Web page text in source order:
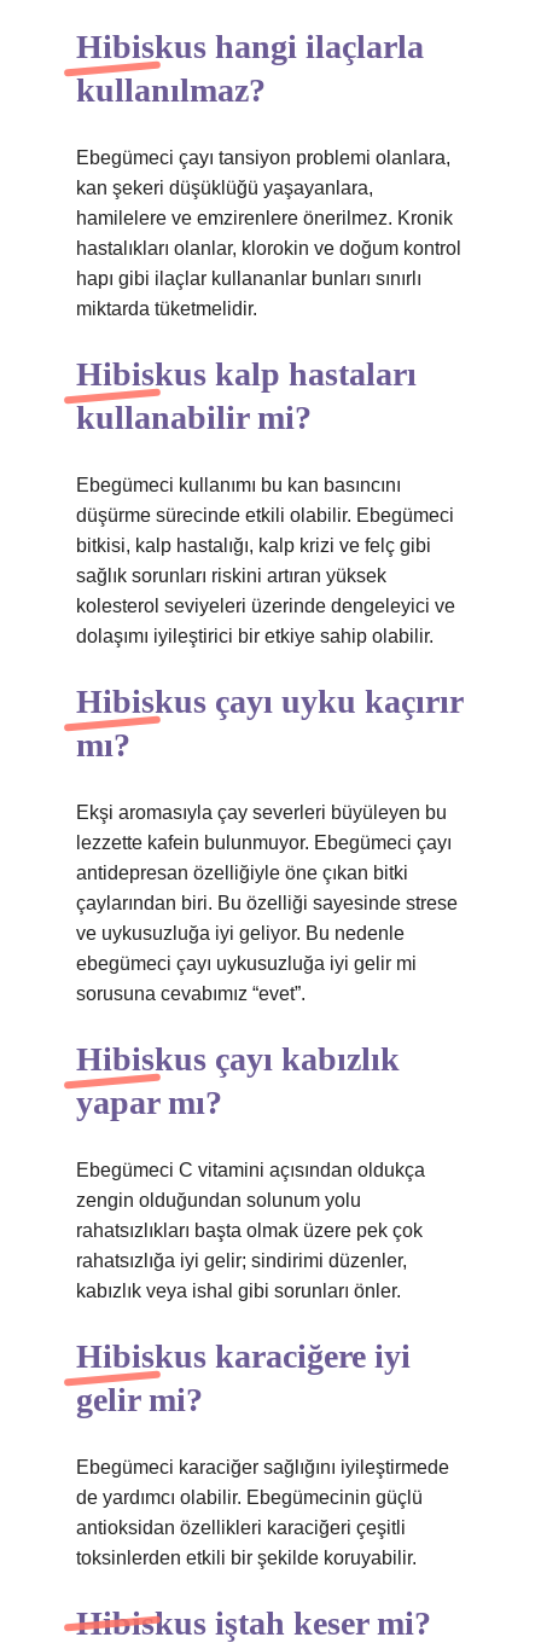
Hibiskus hangi ilaçlarla
kullanılmaz?
Ebegümeci çayı tansiyon problemi olanlara,
kan şekeri düşüklüğü yaşayanlara,
hamilelere ve emzirenlere önerilmez. Kronik
hastalıkları olanlar, klorokin ve doğum kontrol
hapı gibi ilaçlar kullananlar bunları sınırlı
miktarda tüketmelidir.
Hibiskus kalp hastaları
kullanabilir mi?
Ebegümeci kullanımı bu kan basıncını
düşürme sürecinde etkili olabilir. Ebegümeci
bitkisi, kalp hastalığı, kalp krizi ve felç gibi
sağlık sorunları riskini artıran yüksek
kolesterol seviyeleri üzerinde dengeleyici ve
dolaşımı iyileştirici bir etkiye sahip olabilir.
Hibiskus çayı uyku kaçırır
mı?
Ekşi aromasıyla çay severleri büyüleyen bu
lezzette kafein bulunmuyor. Ebegümeci çayı
antidepresan özelliğiyle öne çıkan bitki
çaylarından biri. Bu özelliği sayesinde strese
ve uykusuzluğa iyi geliyor. Bu nedenle
ebegümeci çayı uykusuzluğa iyi gelir mi
sorusuna cevabımız “evet”.
Hibiskus çayı kabızlık
yapar mı?
Ebegümeci C vitamini açısından oldukça
zengin olduğundan solunum yolu
rahatsızlıkları başta olmak üzere pek çok
rahatsızlığa iyi gelir; sindirimi düzenler,
kabızlık veya ishal gibi sorunları önler.
Hibiskus karaciğere iyi
gelir mi?
Ebegümeci karaciğer sağlığını iyileştirmede
de yardımcı olabilir. Ebegümecinin güçlü
antioksidan özellikleri karaciğeri çeşitli
toksinlerden etkili bir şekilde koruyabilir.
Hibiskus iştah keser mi?